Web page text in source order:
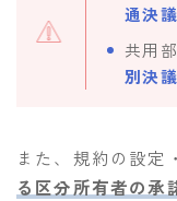
通決
共用
別決
また、規約の設定
る区分所有者の承